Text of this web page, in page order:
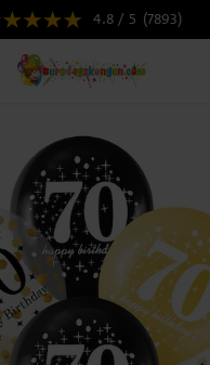
4.8 / 5 (7893)